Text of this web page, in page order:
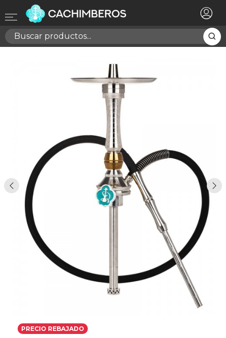
PRECIO REBAJADO
Registrarse ×
Necesitas hacer login para guardar productos en tu